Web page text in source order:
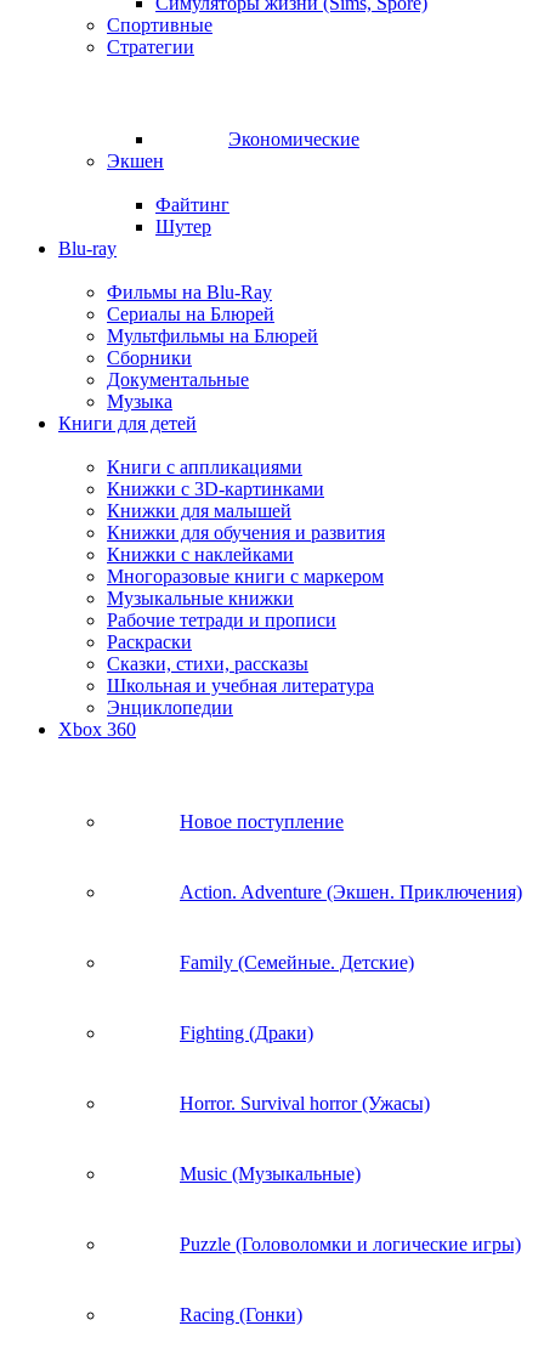
Спортивные
Стратегии
Экономические
Экшен
Файтинг
Шутер
Blu-ray
Фильмы на Blu-Ray
Сериалы на Блюрей
Мультфильмы на Блюрей
Сборники
Документальные
Музыка
Книги для детей
Книги с аппликациями
Книжки с 3D-картинками
Книжки для малышей
Книжки для обучения и развития
Книжки c наклейками
Многоразовые книги с маркером
Музыкальные книжки
Рабочие тетради и прописи
Раскраски
Сказки, стихи, рассказы
Школьная и учебная литература
Энциклопедии
Xbox 360
Новое поступление
Action. Adventure (Экшен. Приключения)
Family (Семейные. Детские)
Fighting (Драки)
Horror. Survival horror (Ужасы)
Music (Музыкальные)
Puzzle (Головоломки и логические игры)
Racing (Гонки)